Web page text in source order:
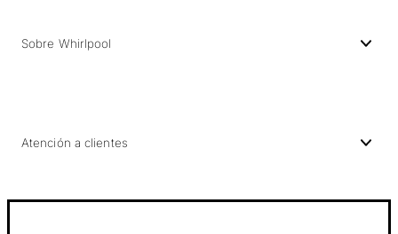
Sobre Whirlpool
Atención a clientes